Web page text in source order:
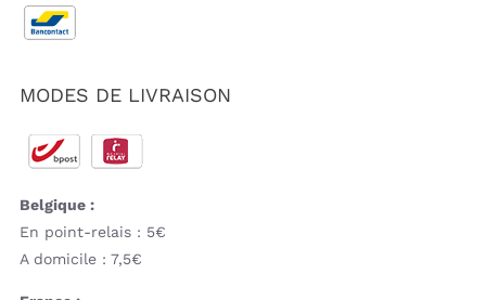
MODES DE LIVRAISON
Belgique :
En point-relais : 5€
A domicile : 7,5€